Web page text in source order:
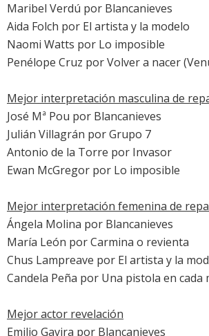
Maribel Verdú por Blancanieves
Aida Folch por El artista y la modelo
Naomi Watts por Lo imposible
Penélope Cruz porVolver a nacer
Mejor interpretación masculina de
José Mª Pou por Blancanieves
Julián Villagrán porGrupo 7
Antonio de la Torre por Invasor
Ewan McGregor por Lo imposible
Mejor interpretación femenina de
Ángela Molina por Blancanieves
María León porCarmina o revienta
Chus Lampreave por El artista y la
Candela Peña por Una pistola en cada
Mejor actor revelación
Emilio Gavira por Blancanieves